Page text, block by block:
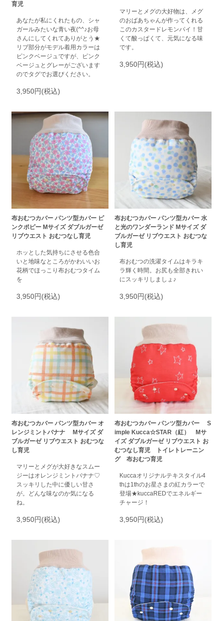
育児
あなたが私にくれたもの、シャ
ガールみたいな青い夜(^^♪お母
さんにしてくれてありがとう★
リブ部分がモデル着用カラーは
ピンクベージュですが、ピンク
ベージュとグレーがございます
のでタグでお選びください。
3,950円(税込)
マリーとメグの大好物は、メグ
のおばあちゃんが作ってくれる
このカスタードレモンパイ！甘
くて酸っぱくて、元気になる味
です。
3,950円(税込)
布おむつカバー パンツ型カバー ピ
ンクポピー Mサイズ ダブルガーゼ
リブウエスト おむつなし育児
ホッとした気持ちにさせる色合
いと地味なところがかわいいお
花柄でほっこり布おむつタイム
を
3,950円(税込)
布おむつカバー パンツ型カバー 水
と光のワンダーランド Mサイズ ダ
ブルガーゼ リブウエスト おむつな
し育児
布おむつの洗濯タイムはキラキ
ラ輝く時間。お尻も全部きれい
にスッキリしましょ♪
3,950円(税込)
布おむつカバー パンツ型カバー オ
レンジミントバナナ Mサイズ ダ
ブルガーゼ リブウエスト おむつな
し育児
マリーとメグが大好きなスムー
ジーはオレンジミントバナナ♡
スッキリした中に優しい甘さ
が。どんな味なのか気になる
ね。
3,950円(税込)
布おむつカバー パンツ型カバー S
imple Kucca☆STAR（紅） Mサ
イズ ダブルガーゼ リブウエスト お
むつなし育児 トイレトレーニン
グ 布おむつ育児
Kuccaオリジナルテキスタイル4
thは1thのお星さまの紅カラーで
登場★kuccaREDでエネルギー
チャージ！
3,950円(税込)